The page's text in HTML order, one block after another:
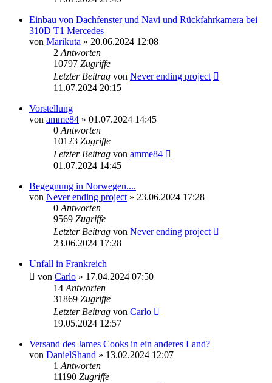
Einbau von Dachfenster und Navi und Rückfahrkamera bei
310D T1 Mercedes
von Marikuta » 20.06.2024 12:08
2 Antworten
10797 Zugriffe
Letzter Beitrag von Never ending project
11.07.2024 20:15
Vorstellung
von amme84 » 01.07.2024 14:45
0 Antworten
10123 Zugriffe
Letzter Beitrag von amme84
01.07.2024 14:45
Begegnung in Norwegen....
von Never ending project » 23.06.2024 17:28
0 Antworten
9569 Zugriffe
Letzter Beitrag von Never ending project
23.06.2024 17:28
Unfall in Frankreich
von Carlo » 17.04.2024 07:50
14 Antworten
31869 Zugriffe
Letzter Beitrag von Carlo
19.05.2024 12:57
Versand des James Cooks in ein anderes Land?
von DanielShand » 13.02.2024 12:07
1 Antworten
11190 Zugriffe